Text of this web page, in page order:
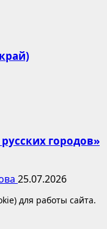
городов»
25.07.2026
для работы сайта.